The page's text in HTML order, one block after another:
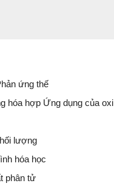
ứng thế
hóa hợp Ứng dụng của oxi
lượng
hóa học
phân tử